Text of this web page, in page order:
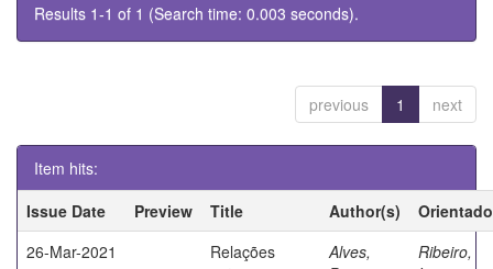
Results 1-1 of 1 (Search time: 0.003 seconds).
previous 1 next
Item hits:
Issue Date
Preview Title Author(s)
26-Mar-2021
Relações
Alves,
Ribeiro,